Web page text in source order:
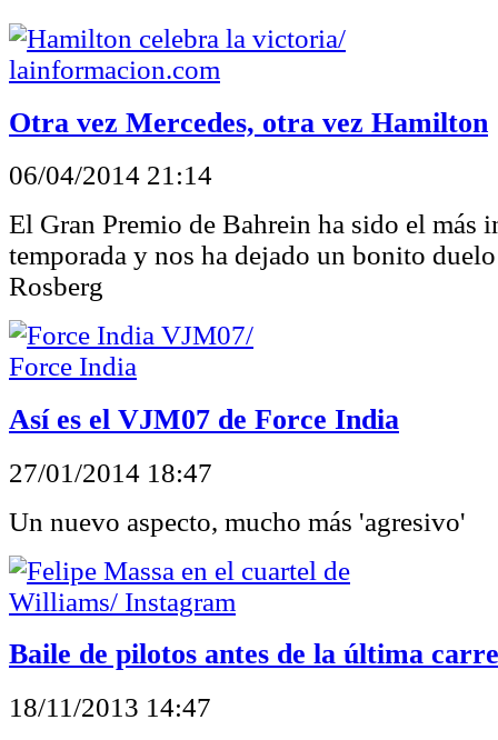
Otra vez Mercedes, otra vez Hamilton
06/04/2014 21:14
El Gran Premio de Bahrein ha sido el más
temporada y nos ha dejado un bonito
Rosberg
Así es el VJM07 de Force India
27/01/2014 18:47
Un nuevo aspecto, mucho más 'agresivo'
Baile de pilotos antes de la última
18/11/2013 14:47